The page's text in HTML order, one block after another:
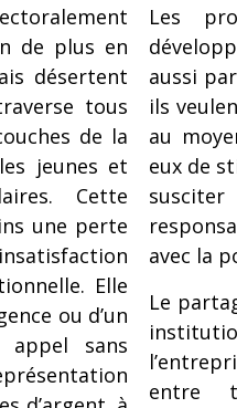
de plus en
désertent
tous
de la
jeunes et
Cette
une perte
Elle
ou d’un
sans
Les
aussi
ils
au
eux de
avec la
Le
entre